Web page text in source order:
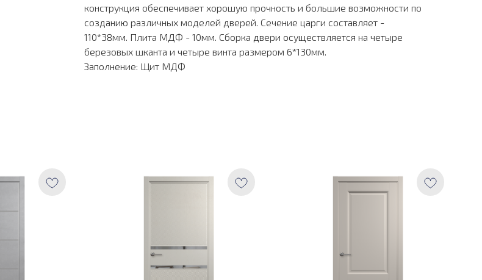
конструкция обеспечивает хорошую прочность и большие возможности по
созданию различных моделей дверей. Сечение царги составляет -
110*38мм. Плита МДФ - 10мм. Сборка двери осуществляется на четыре
березовых шканта и четыре винта размером 6*130мм.
Заполнение: Щит МДФ